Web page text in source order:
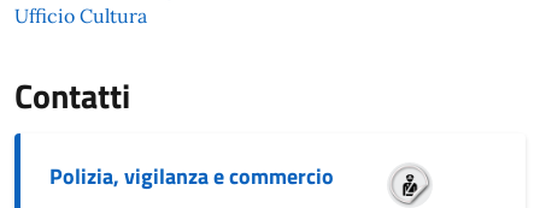
Ufficio Cultura
Contatti
Polizia, vigilanza e commercio